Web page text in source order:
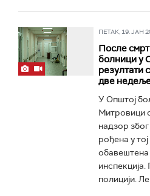
ПЕТАК, 19. ЈАН
После
болници у
резултати
две
У Општој
Митровици
надзор због
рођена у
обавештена
полицији.